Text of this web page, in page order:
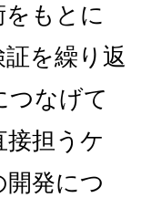
もとに
を繰り返
つなげて
接担うケ
開発につ